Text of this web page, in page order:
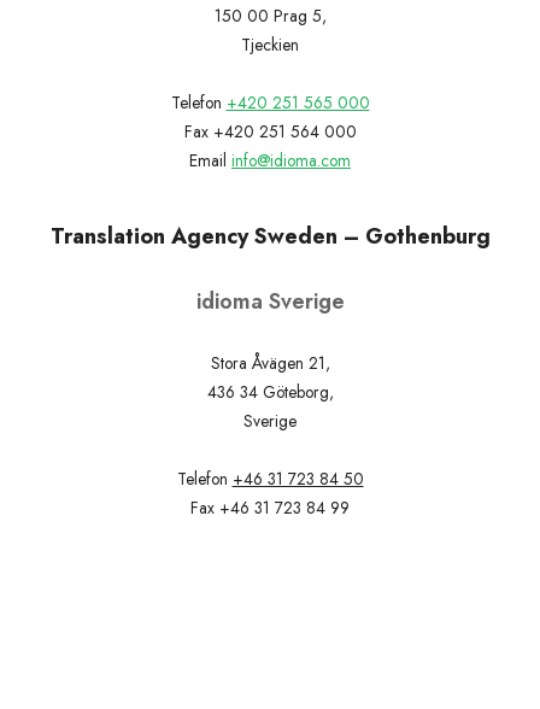
150 00 Prag 5,
Tjeckien
Telefon +420 251 565 000
Fax +420 251 564 000
Email info@idioma.com
Translation Agency Sweden – Gothenburg
idioma Sverige
Stora Åvägen 21,
436 34 Göteborg,
Sverige
Telefon +46 31 723 84 50
Fax +46 31 723 84 99